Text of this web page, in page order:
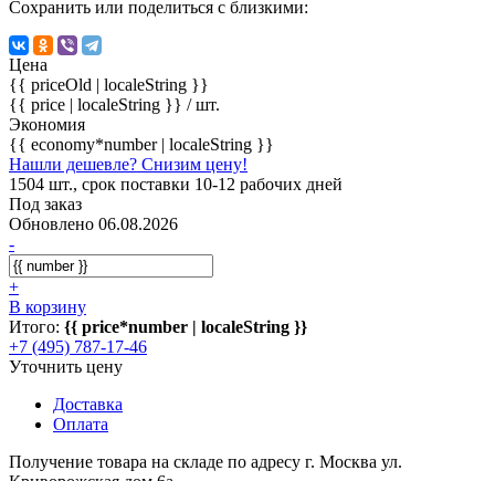
Сохранить или поделиться с близкими:
Цена
{{ priceOld | localeString }}
{{ price | localeString }} / шт.
Экономия
{{ economy*number | localeString }}
Нашли дешевле? Снизим цену!
1504 шт., срок поставки 10-12 рабочих дней
Под заказ
Обновлено 06.08.2026
-
+
В корзину
Итого: {{ price*number | localeString }}
+7 (495) 787-17-46
Уточнить цену
Доставка
Оплата
Получение товара на складе по адресу г. Москва ул.